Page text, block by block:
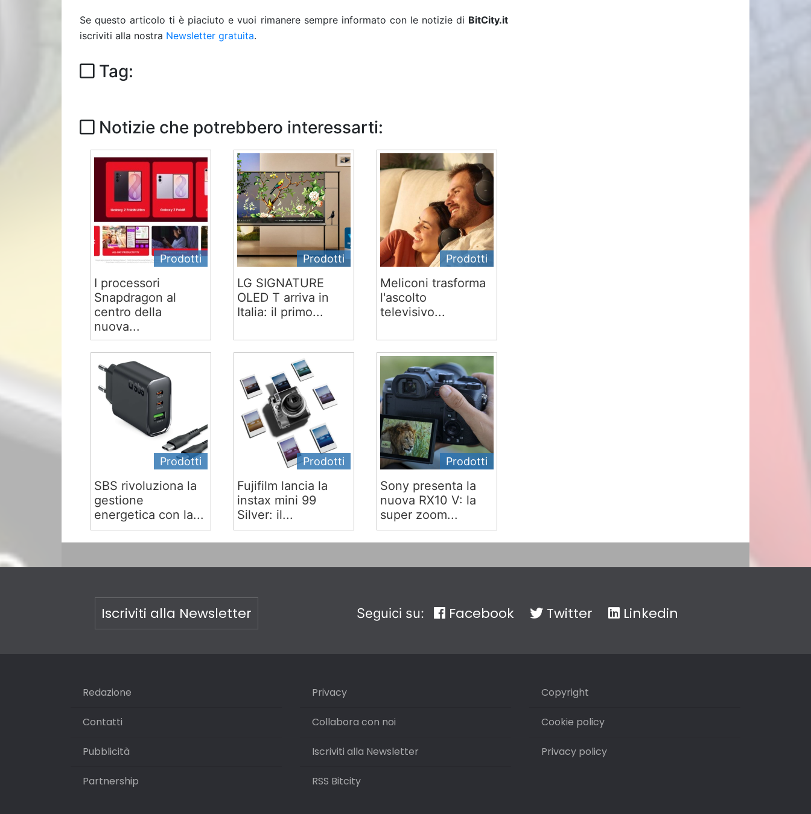
Se questo articolo ti è piaciuto e vuoi rimanere sempre informato con le notizie di BitCity.it
iscriviti alla nostra Newsletter gratuita.
Tag:
Notizie che potrebbero interessarti:
Prodotti
I processori
Snapdragon al
centro della
nuova...
Prodotti
LG SIGNATURE
OLED T arriva in
Italia: il primo...
Prodotti
Meliconi trasforma
l'ascolto
televisivo...
Prodotti
SBS rivoluziona la
gestione
energetica con la...
Prodotti
Fujifilm lancia la
instax mini 99
Silver: il...
Prodotti
Sony presenta la
nuova RX10 V: la
super zoom...
Iscriviti alla Newsletter Seguici su: Facebook Twitter Linkedin
Redazione
Contatti
Pubblicità
Partnership
Privacy
Collabora con noi
Iscriviti alla Newsletter
RSS Bitcity
Copyright
Cookie policy
Privacy policy